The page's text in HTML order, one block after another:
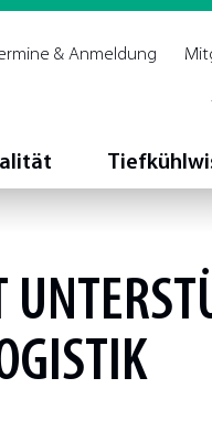
& Anmeldung